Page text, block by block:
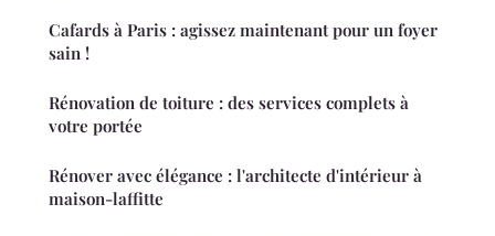
Cafards à Paris : agissez maintenant pour un foyer
sain !
Rénovation de toiture : des services complets à
votre portée
Rénover avec élégance : l'architecte d'intérieur à
maison-laffitte